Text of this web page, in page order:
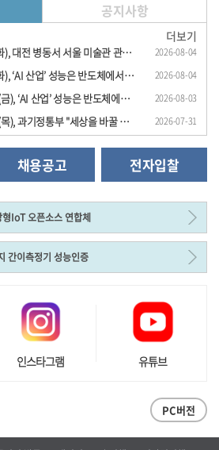
[연구원 관련기사] 8월 4일(화), 대전 병동서 서울 미술관 관람… KETI, 로봇 이용 원격 문.. 2026-08-04
[연구원 관련기사] 8월 4일(화), ‘AI 산업’ 성능은 반도체에서, 경쟁력은 전동 시스템.. 2026-08-04
[연구원 관련기사] 7월 31일(금), ‘AI 산업’ 성능은 반도체에서, 경쟁력은 전동 시스템.. 2026-08-03
[연구원 관련기사] 7월 30일(목), 과기정통부 "세상을 바꿀 원천기술 과제 24개 선정", .. 2026-07-31
더보기
공지사항
채용공고 전자입찰
형IoT 오픈소스 연합체
간이측정기 성능인증
인스타그램 유튜브
PC버전